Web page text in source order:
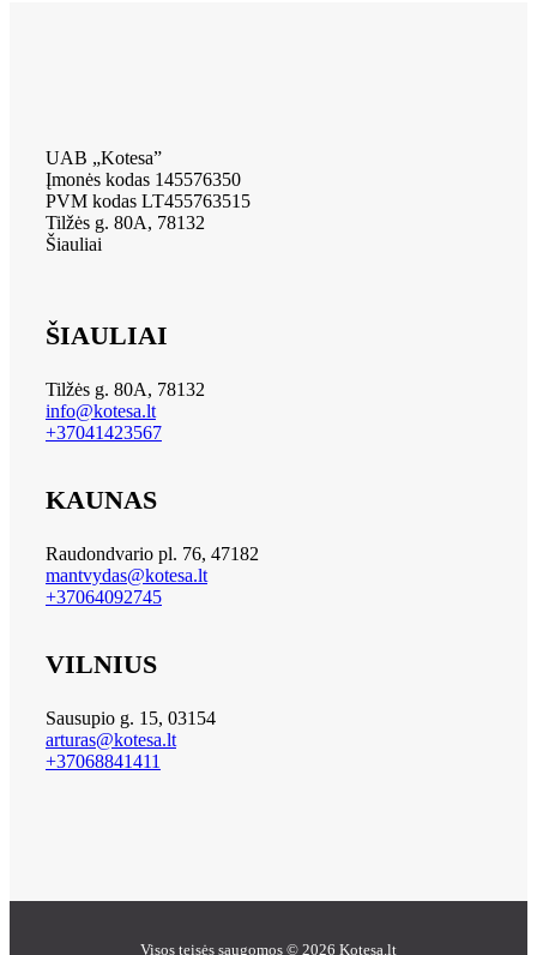
UAB „Kotesa”
Įmonės kodas 145576350
PVM kodas LT455763515
Tilžės g. 80A, 78132
Šiauliai
ŠIAULIAI
Tilžės g. 80A, 78132
info@kotesa.lt
+37041423567
KAUNAS
Raudondvario pl. 76, 47182
mantvydas@kotesa.lt
+37064092745
VILNIUS
Sausupio g. 15, 03154
arturas@kotesa.lt
+37068841411
Visos teisės saugomos © 2026 Kotesa.lt